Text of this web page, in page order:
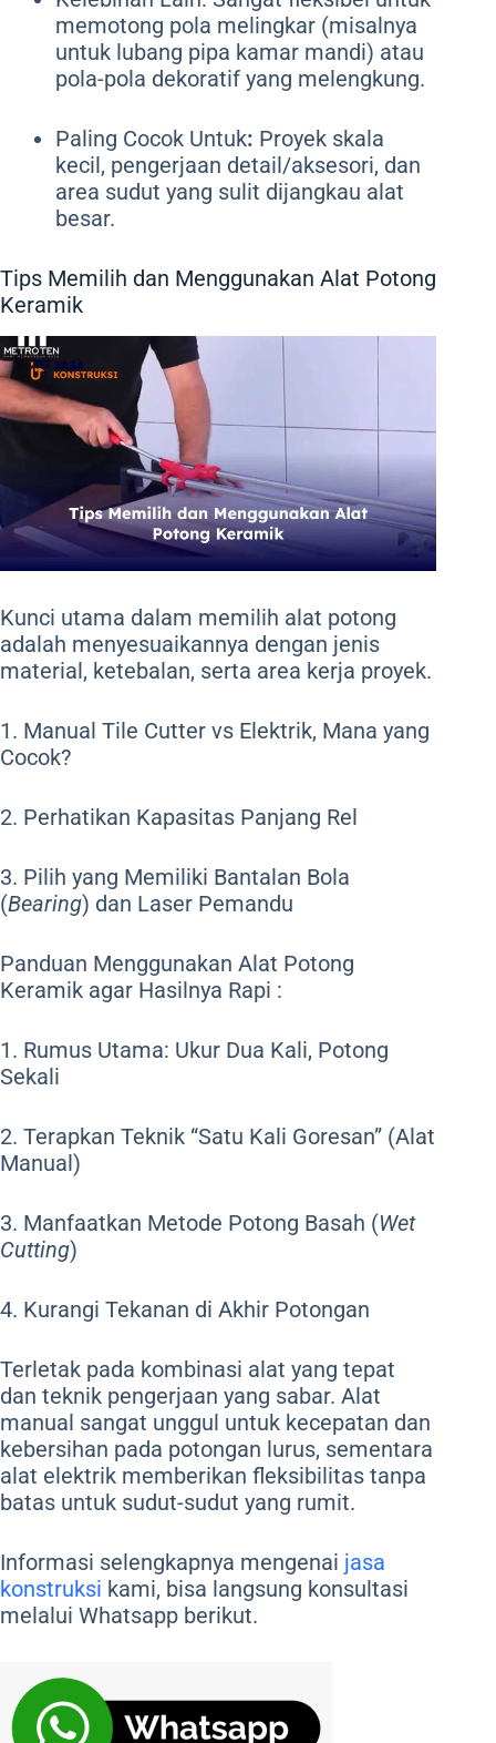
memotong pola melingkar (misalnya
untuk lubang pipa kamar mandi) atau
pola-pola dekoratif yang melengkung.
Paling Cocok Untuk: Proyek skala
kecil, pengerjaan detail/aksesori, dan
area sudut yang sulit dijangkau alat
besar.
Tips Memilih dan Menggunakan Alat Potong
Keramik
Kunci utama dalam memilih alat potong
adalah menyesuaikannya dengan jenis
material, ketebalan, serta area kerja proyek.
1. Manual Tile Cutter vs Elektrik, Mana yang
Cocok?
2. Perhatikan Kapasitas Panjang Rel
3. Pilih yang Memiliki Bantalan Bola
(Bearing) dan Laser Pemandu
Panduan Menggunakan Alat Potong
Keramik agar Hasilnya Rapi :
1. Rumus Utama: Ukur Dua Kali, Potong
Sekali
2. Terapkan Teknik “Satu Kali Goresan” (Alat
Manual)
3. Manfaatkan Metode Potong Basah (Wet
Cutting)
4. Kurangi Tekanan di Akhir Potongan
Terletak pada kombinasi alat yang tepat
dan teknik pengerjaan yang sabar. Alat
manual sangat unggul untuk kecepatan dan
kebersihan pada potongan lurus, sementara
alat elektrik memberikan fleksibilitas tanpa
batas untuk sudut-sudut yang rumit.
Informasi selengkapnya mengenai jasa
konstruksi kami, bisa langsung konsultasi
melalui Whatsapp berikut.